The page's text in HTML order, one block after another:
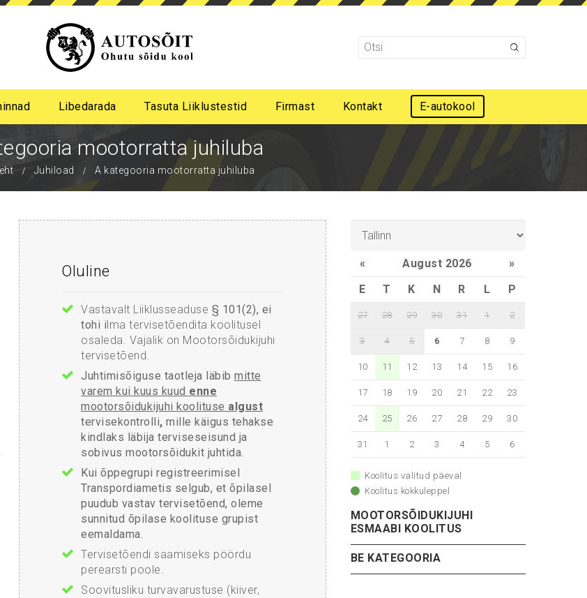
Libedarada Tasuta Liiklustestid Firmast Kontakt E-autokool
mootorratta juhiluba
Juhiload A kategooria mootorratta juhiluba
Oluline
Vastavalt Liiklusseaduse § 101(2), ei
tohi i lma tervisetõendita koolitusel
osaleda. Vajalik on Mootorsõidukijuhi
tervisetõend.
Juhtimisõiguse taotleja läbibmitte
varem kui kuus kuud enne
mootorsõidukijuhi koolituse algust
tervisekontrolli, mille käigus tehakse
kindlaks läbija terviseseisund ja
sobivus mootorsõidukit juhtida.
Kui õppegrupi registreerimisel
Transpordiametis selgub, et õpilasel
puudub vastav tervisetõend, oleme
sunnitud õpilase koolituse grupist
eemaldama.
Tervisetõendi saamiseks pöördu
perearsti poole.
Soovitusliku turvavarustuse (kiiver,
« August 2026
»
E
T K N R L P
27 28 29 30 31 1 2
3 4 5 6 7 8 9
10 11 12 13 14 15 16
17 18 19 20 21 22 23
24 25 26 27 28 29 30
31 1 2 3 4 5 6
Koolitus valitud päeval
Koolitus kokkuleppel
MOOTORSÕIDUKIJUHI
ESMAABI KOOLITUS
BE KATEGOORIA